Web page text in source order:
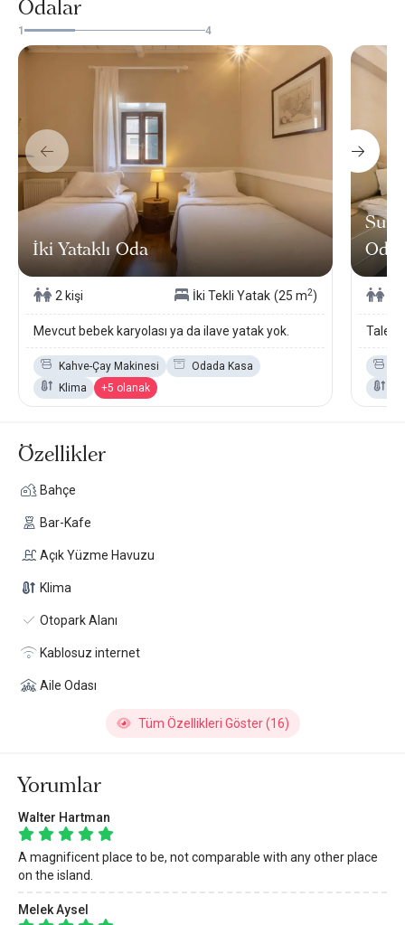
Odalar
1 4
İki Yataklı Oda
2 kişi İki Tekli Yatak (25 m2)
Mevcut bebek karyolası ya da ilave yatak yok.
Kahve-Çay Makinesi
Odada Kasa
Klima
+5 olanak
Oda
Talep
Özellikler
Bahçe
Bar-Kafe
Açık Yüzme Havuzu
Klima
Otopark Alanı
Kablosuz internet
Aile Odası
Tüm Özellikleri Göster (16)
Yorumlar
Walter Hartman
A magnificent place to be, not comparable with any other place
on the island.
Melek Aysel